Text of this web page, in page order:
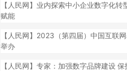
【人民网】业内探索中小企业数字化
赋能
【人民网】2023（第四届）中国互联
举办
【人民网】专家：加强数字品牌建设